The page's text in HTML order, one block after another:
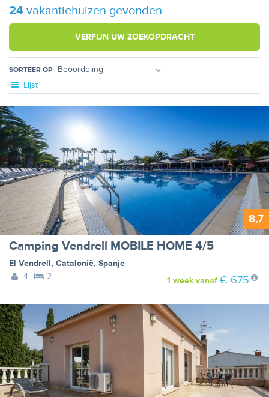
24 vakantiehuizen gevonden
VERFIJN UW ZOEKOPDRACHT
SORTEER OP
Lijst
8,7
Camping Vendrell MOBILE HOME 4/5
El Vendrell, Catalonië, Spanje
4
2 1 weekvanaf € 675